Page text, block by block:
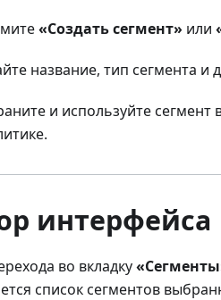
«Создать сегмент» или
название, тип сегмента и
и используйте
интерфейса
во вкладку
список сегментов